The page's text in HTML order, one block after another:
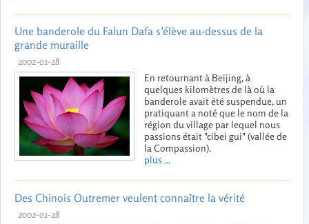
Une banderole du Falun Dafa s’élève au-dessus de la
grande muraille
2002-01-28
En retournant à Beijing, à
quelques kilomètres de là où la
banderole avait été suspendue, un
pratiquant a noté que le nom de la
région du village par lequel nous
passions était "cibei gui" (vallée de
la Compassion).
plus ...
Des Chinois Outremer veulent connaître la vérité
2002-01-28